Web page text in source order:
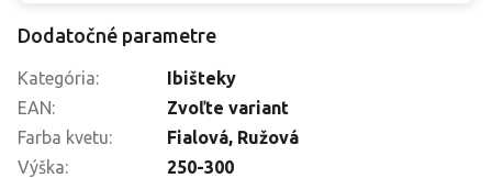
Dodatočné parametre
Kategória:
Ibišteky
EAN:
Zvoľte variant
Farba kvetu: Fialová, Ružová
Výška:
250-300